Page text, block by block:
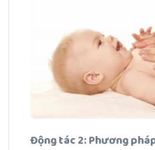
Động tác 2: Phương pháp